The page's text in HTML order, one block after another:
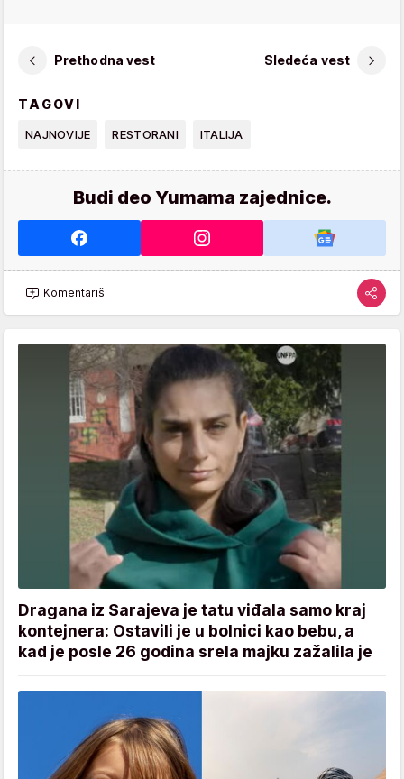
Prethodna vest Sledeća vest
TAGOVI
NAJNOVIJE RESTORANI ITALIJA
Budi deo Yumama zajednice.
Komentariši
Dragana iz Sarajeva je tatu viđala samo kraj
kontejnera: Ostavili je u bolnici kao bebu, a
kad je posle 26 godina srela majku zažalila je